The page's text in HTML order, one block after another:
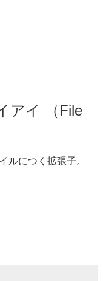
アイ （File
ルにつく拡張子。